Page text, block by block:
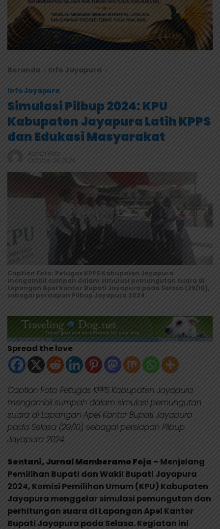
Beranda Info Jayapura
Info Jayapura
Simulasi Pilbup 2024: KPU
Kabupaten Jayapura Latih KPPS
dan Edukasi Masyarakat
Admin Web
Oktober 29, 2024
Caption Foto: Petugas KPPS Kabupaten Jayapura
mengambil sumpah dalam simulasi pemungutan suara di
Lapangan Apel Kantor Bupati Jayapura pada Selasa (29/10),
sebagai persiapan Pilbup Jayapura 2024.
Spread the love
Caption Foto: Petugas KPPS Kabupaten Jayapura
mengambil sumpah dalam simulasi pemungutan
suara di Lapangan Apel Kantor Bupati Jayapura
pada Selasa (29/10), sebagai persiapan Pilbup
Jayapura 2024.
Sentani, Jurnal Mamberamo Foja – Menjelang
Pemilihan Bupati dan Wakil Bupati Jayapura
2024, Komisi Pemilihan Umum (KPU) Kabupaten
Jayapura menggelar simulasi pemungutan dan
perhitungan suara di Lapangan Apel Kantor
Bupati Jayapura pada Selasa. Kegiatan ini